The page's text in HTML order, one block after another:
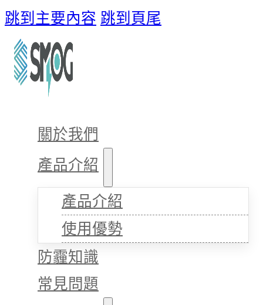
跳到主要內容 跳到頁尾
關於我們
產品介紹
產品介紹
使用優勢
防霾知識
常見問題